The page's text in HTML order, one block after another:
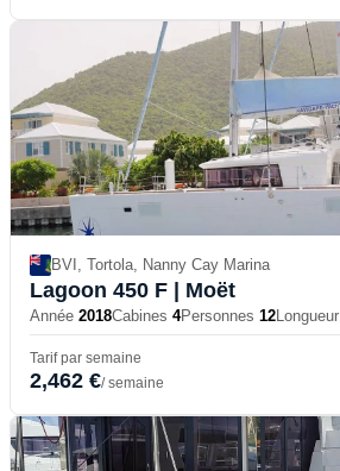
BVI, Tortola, Nanny Cay Marina
Lagoon 450 F | Moët
Année 2018Cabines 4Personnes 12Longueur
Tarif par semaine
2,462 €/ semaine